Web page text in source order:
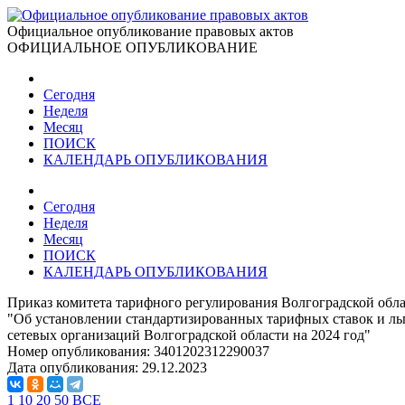
Официальное опубликование правовых актов
ОФИЦИАЛЬНОЕ ОПУБЛИКОВАНИЕ
Сегодня
Неделя
Месяц
ПОИСК
КАЛЕНДАРЬ ОПУБЛИКОВАНИЯ
Сегодня
Неделя
Месяц
ПОИСК
КАЛЕНДАРЬ ОПУБЛИКОВАНИЯ
Приказ комитета тарифного регулирования Волгоградской
"Об установлении стандартизированных тарифных ставок и
сетевых организаций Волгоградской области на 2024 год"
Номер опубликования: 3401202312290037
Дата опубликования: 29.12.2023
1 10 20 50 ВСЕ